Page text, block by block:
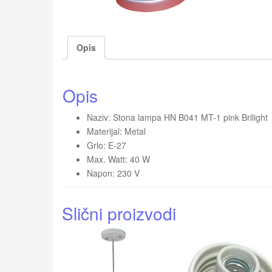
Opis
Opis
Naziv: Stona lampa HN B041 MT-1 pink Brilight
Materijal: Metal
Grlo: E-27
Max. Watt: 40 W
Napon: 230 V
Slični proizvodi